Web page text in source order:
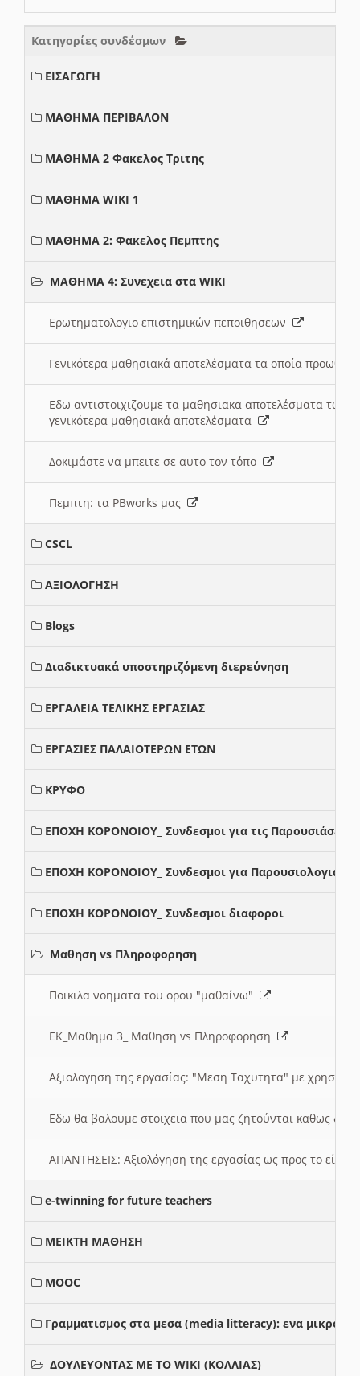
Κατηγορίες συνδέσμων
ΕΙΣΑΓΩΓΗ
ΜΑΘΗΜΑ ΠΕΡΙΒΑΛΟΝ
ΜΑΘΗΜΑ 2 Φακελος Τριτης
ΜΑΘΗΜΑ WIKI 1
ΜΑΘΗΜΑ 2: Φακελος Πεμπτης
ΜΑΘΗΜΑ 4: Συνεχεια στα WIKI
Ερωτηματολογιο επιστημικών πεποιθησεων
Γενικότερα μαθησιακά αποτελέσματα τα οποία
Εδω αντιστοιχιζουμε τα μαθησιακα αποτελέσματα
γενικότερα μαθησιακά αποτελέσματα
Δοκιμάστε να μπειτε σε αυτο τον τόπο
Πεμπτη: τα PBworks μας
CSCL
ΑΞΙΟΛΟΓΗΣΗ
Blogs
Διαδικτυακά υποστηριζόμενη διερεύνηση
ΕΡΓΑΛΕΙΑ ΤΕΛΙΚΗΣ ΕΡΓΑΣΙΑΣ
ΕΡΓΑΣΙΕΣ ΠΑΛΑΙΟΤΕΡΩΝ ΕΤΩΝ
ΚΡΥΦΟ
ΕΠΟΧΗ ΚΟΡΟΝΟΙΟΥ_ Συνδεσμοι για τις Παρουσιάσεις
ΕΠΟΧΗ ΚΟΡΟΝΟΙΟΥ_ Συνδεσμοι για Παρουσιολογια
ΕΠΟΧΗ ΚΟΡΟΝΟΙΟΥ_ Συνδεσμοι διαφοροι
Μαθηση vs Πληροφορηση
Ποικιλα νοηματα του ορου "μαθαίνω"
ΕΚ_Μαθημα 3_ Μαθηση vs Πληροφορηση
Αξιολογηση της εργασίας: "Μεση Ταχυτητα" με χρηση
Εδω θα βαλουμε στοιχεια που μας ζητούνται καθως
ΑΠΑΝΤΗΣΕΙΣ: Αξιολόγηση της εργασίας ως προς το
e-twinning for future teachers
ΜΕΙΚΤΗ ΜΑΘΗΣΗ
MOOC
Γραμματισμος στα μεσα (media litteracy): ενα μικρο
ΔΟΥΛΕΥΟΝΤΑΣ ΜΕ ΤΟ WIKI (ΚΟΛΛΙΑΣ)